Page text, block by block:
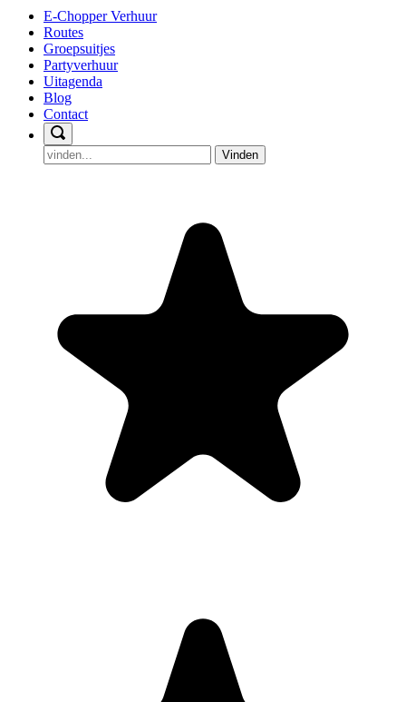
E-Chopper Verhuur
Routes
Groepsuitjes
Partyverhuur
Uitagenda
Blog
Contact
Vinden